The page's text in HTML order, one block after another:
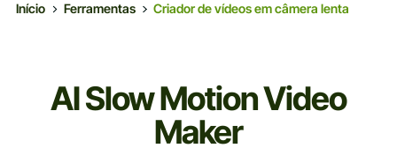
Início Ferramentas Criador de vídeos em câmera lenta
AI Slow Motion Video
Maker